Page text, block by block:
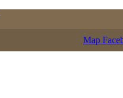
Map